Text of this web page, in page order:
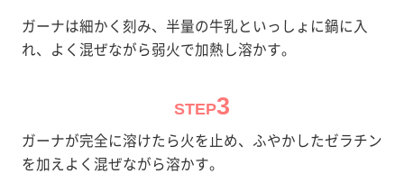
ガーナは細かく刻み、半量の牛乳といっしょに鍋に入
れ、よく混ぜながら弱火で加熱し溶かす。
STEP3
ガーナが完全に溶けたら火を止め、ふやかしたゼラチン
を加えよく混ぜながら溶かす。